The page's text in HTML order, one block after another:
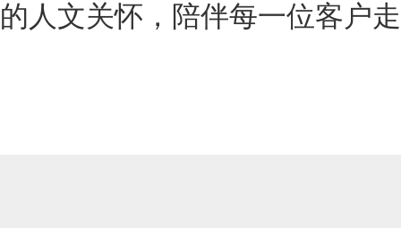
的人文关怀，陪伴每一位客户